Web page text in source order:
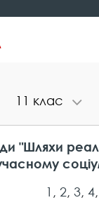
1​1​ ​к​л​а​с
"Шляхи
1 , 2, 3, 4,